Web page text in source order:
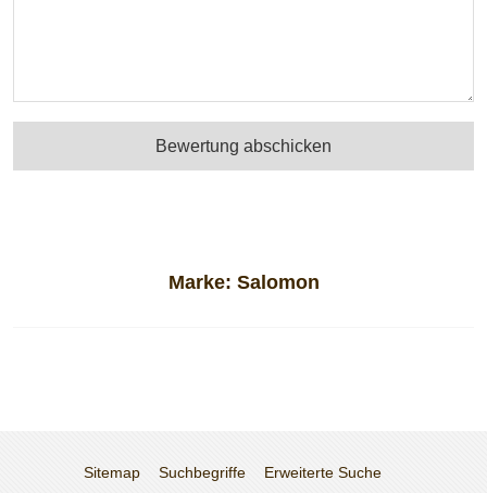
Marke: Salomon
Bewertung abschicken
Sitemap Suchbegriffe Erweiterte Suche